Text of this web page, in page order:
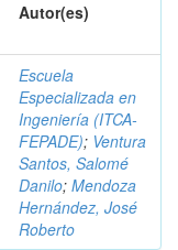
Autor(es)
Escuela
Especializada en
Ingeniería (ITCA-
FEPADE); Ventura
Santos, Salomé
Danilo; Mendoza
Hernández, José
Roberto